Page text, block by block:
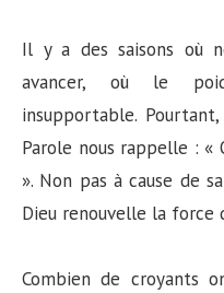
Il y a des saisons où
avancer, où le
insupportable.
Parole nous rappelle :
». Non pas à cause de
Dieu renouvelle la force
Combien de croyants